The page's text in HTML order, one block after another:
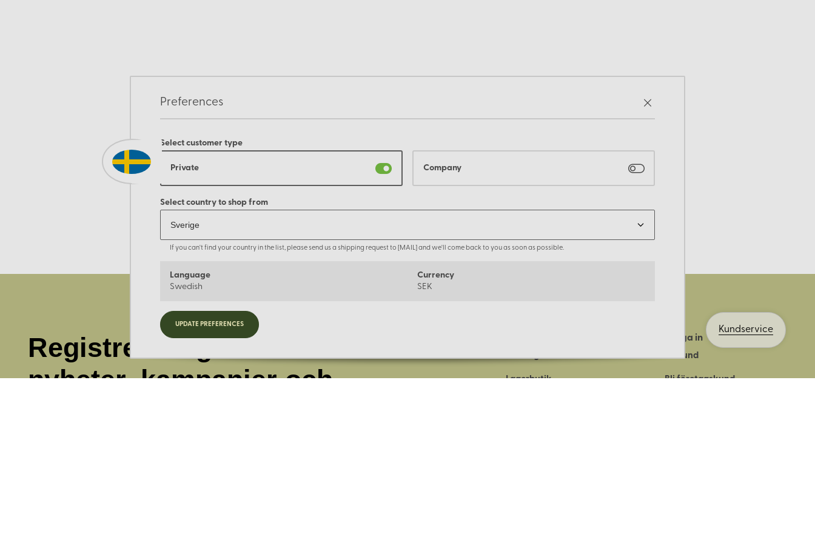
Kundservice
Preferences
Select customer type
Private Company
Select country to shop from
If you can't find your country in the list, please send us a shipping request to [MAIL] and we'll come back to you as soon as possible.
Language
Swedish
Currency
SEK
UPDATE PREFERENCES
Registrera dig för
nyheter, kampanjer och
Företagets historia
Lagerbutik
Logga in
Bli kund
Bli företagskund